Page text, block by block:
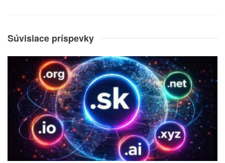
Súvisiace príspevky